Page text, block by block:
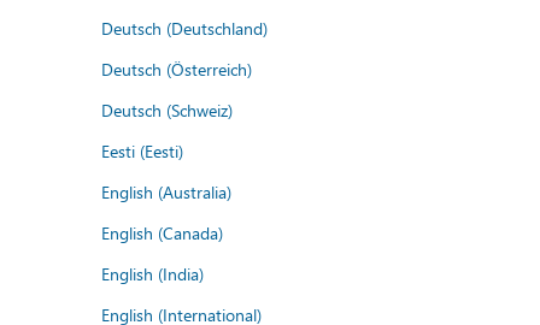
Deutsch (Deutschland)
Deutsch (Österreich)
Deutsch (Schweiz)
Eesti (Eesti)
English (Australia)
English (Canada)
English (India)
English (International)